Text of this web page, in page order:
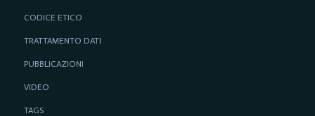
CODICE ETICO
TRATTAMENTO DATI
PUBBLICAZIONI
VIDEO
TAGS